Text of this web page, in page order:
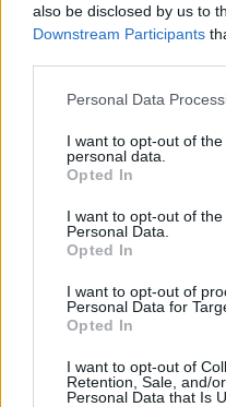
also be disclosed by us to
Downstream Participants
Personal Data
I want to opt-out of
personal data.
Opted In
I want to opt-out of
Personal Data.
Opted In
I want to opt-out of
Personal Data for
Opted In
I want to opt-out of
Retention, Sale, and/
Personal Data that Is
Komentuoti po šiuo
Komentuoti gali tik
Prisijunkite prie
bendruomenės ir